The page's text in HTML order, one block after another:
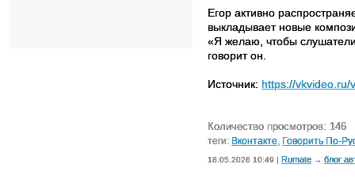
Егор активно
выкладывает новые
«Я желаю, чтобы
говорит он.
Источник: https://
Количество просмотров: 146
теги: Вконтакте Говорить По-
18.05.2026 10:49 | Rumate → блог